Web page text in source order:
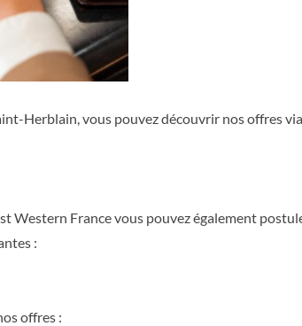
Herblain, vous pouvez découvrir nos offres
Western France vous pouvez également
:
offres :